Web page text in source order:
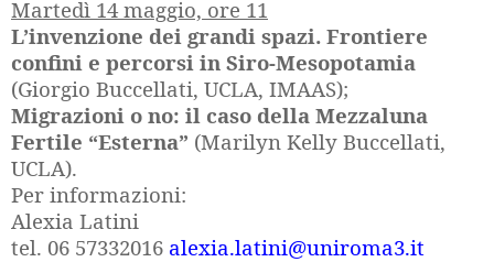
Martedì 14 maggio, ore 11
L’invenzione dei grandi spazi. Frontiere
confini e percorsi in Siro-Mesopotamia
(Giorgio Buccellati, UCLA, IMAAS);
Migrazioni o no: il caso della Mezzaluna
Fertile “Esterna” (Marilyn Kelly Buccellati,
UCLA).
Per informazioni:
Alexia Latini
tel. 06 57332016 alexia.latini@uniroma3.it